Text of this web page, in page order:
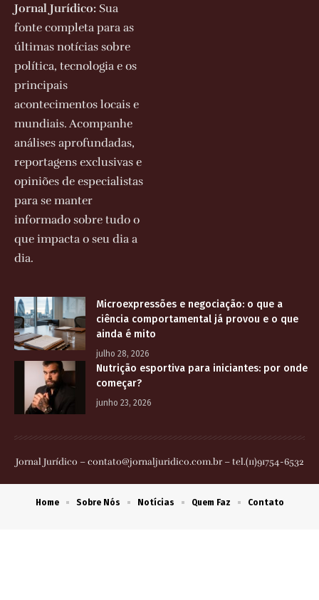
Jornal Jurídico: Sua
fonte completa para as
últimas notícias sobre
política, tecnologia e os
principais
acontecimentos locais e
mundiais. Acompanhe
análises aprofundadas,
reportagens exclusivas e
opiniões de especialistas
para se manter
informado sobre tudo o
que impacta o seu dia a
dia.
Microexpressões e negociação: o que a
ciência comportamental já provou e o que
ainda é mito
julho 28, 2026
Nutrição esportiva para iniciantes: por onde
começar?
junho 23, 2026
Jornal Jurídico –contato@jornaljuridico.com.br– tel.(11)91754-6532
Home Sobre Nós Notícias Quem Faz Contato